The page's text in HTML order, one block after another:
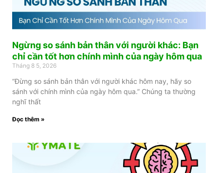
Ngừng so sánh bản thân với người khác: Bạn
chỉ cần tốt hơn chính mình của ngày hôm qua
Tháng 8 5, 2026
“Đừng so sánh bản thân với người khác hôm nay, hãy so
sánh với chính mình của ngày hôm qua.” Chúng ta thường
nghĩ thất
Đọc thêm »